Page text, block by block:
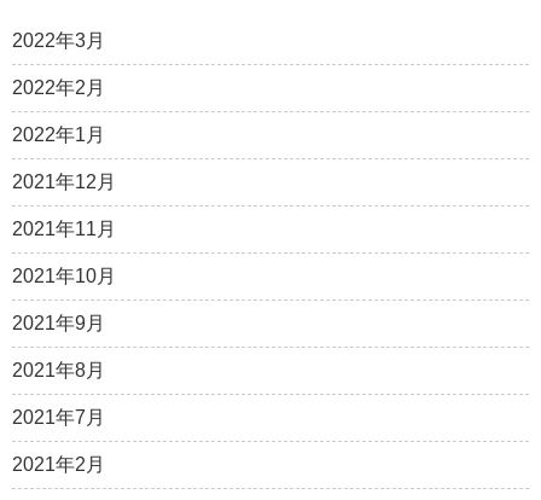
2022年3月
2022年2月
2022年1月
2021年12月
2021年11月
2021年10月
2021年9月
2021年8月
2021年7月
2021年2月